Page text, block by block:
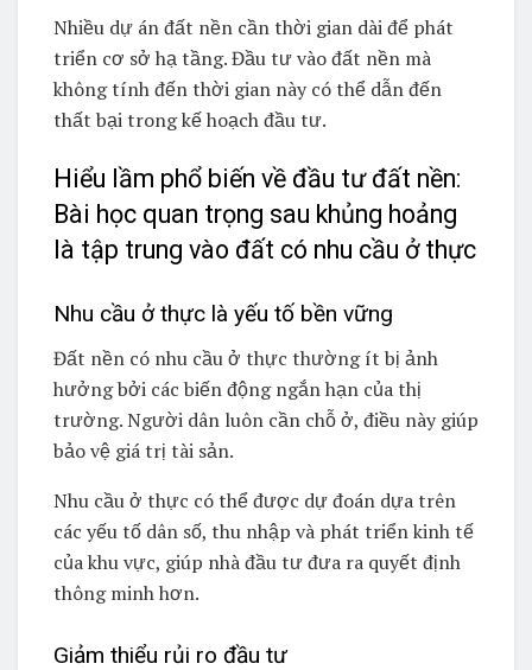
Nhiều dự án đất nền cần thời gian dài để phát
triển cơ sở hạ tầng. Đầu tư vào đất nền mà
không tính đến thời gian này có thể dẫn đến
thất bại trong kế hoạch đầu tư.
Hiểu lầm phổ biến về đầu tư đất nền:
Bài học quan trọng sau khủng hoảng
là tập trung vào đất có nhu cầu ở thực
Nhu cầu ở thực là yếu tố bền vững
Đất nền có nhu cầu ở thực thường ít bị ảnh
hưởng bởi các biến động ngắn hạn của thị
trường. Người dân luôn cần chỗ ở, điều này giúp
bảo vệ giá trị tài sản.
Nhu cầu ở thực có thể được dự đoán dựa trên
các yếu tố dân số, thu nhập và phát triển kinh tế
của khu vực, giúp nhà đầu tư đưa ra quyết định
thông minh hơn.
Giảm thiểu rủi ro đầu tư